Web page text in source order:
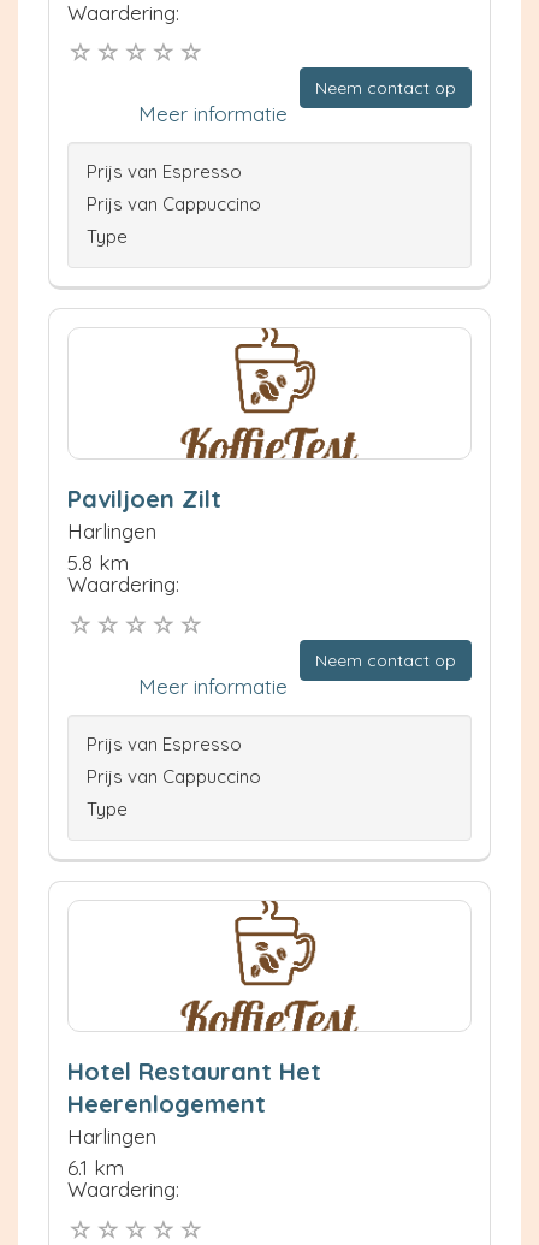
Waardering:
Neem contact op
Meer informatie
Prijs van Espresso
Prijs van Cappuccino
Type
Paviljoen Zilt
Harlingen
5.8 km
Waardering:
Neem contact op
Meer informatie
Prijs van Espresso
Prijs van Cappuccino
Type
Hotel Restaurant Het
Heerenlogement
Harlingen
6.1 km
Waardering: